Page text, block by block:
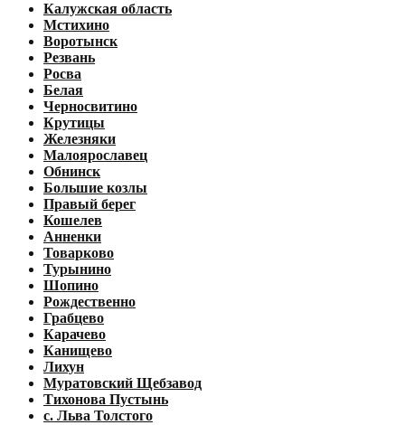
Калужская область
Мстихино
Воротынск
Резвань
Росва
Белая
Черносвитино
Крутицы
Железняки
Малоярославец
Обнинск
Большие козлы
Правый берег
Кошелев
Анненки
Товарково
Турынино
Шопино
Рождественно
Грабцево
Карачево
Канищево
Лихун
Муратовский Щебзавод
Тихонова Пустынь
с. Льва Толстого